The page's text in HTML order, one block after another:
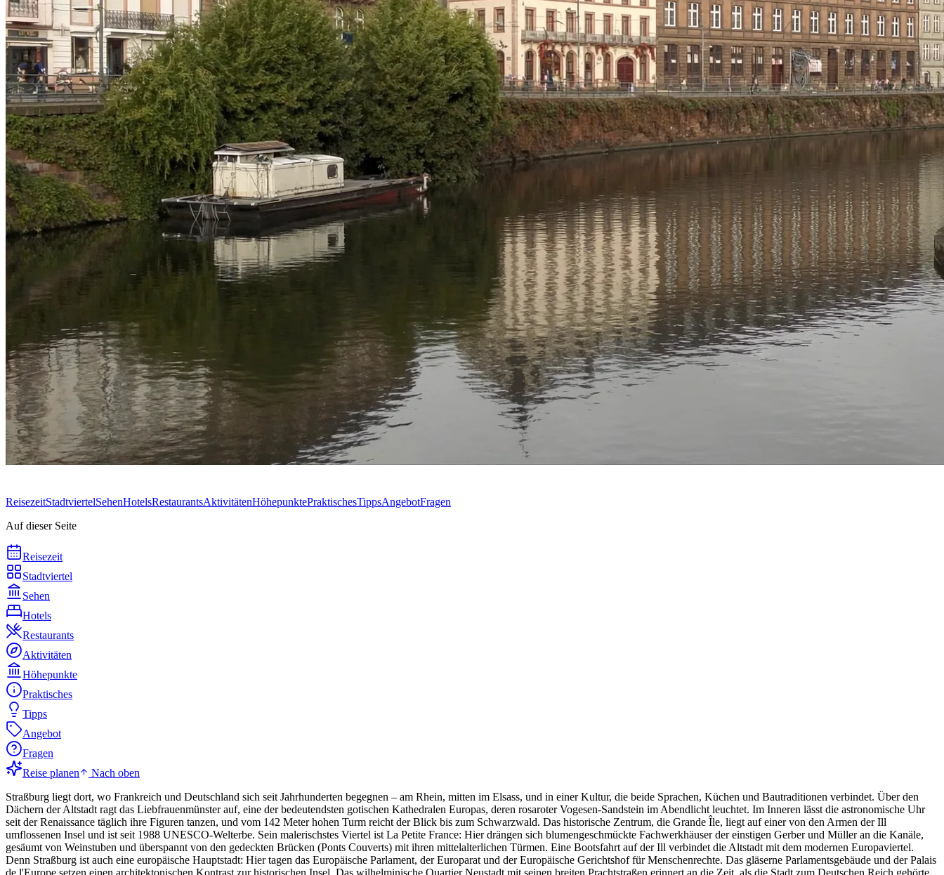
ReisezeitStadtviertelSehenHotelsRestaurantsAktivitätenHöhepunktePraktischesTippsAngebotFragen
Auf dieser Seite
Reisezeit
Stadtviertel
Sehen
Hotels
Restaurants
Aktivitäten
Höhepunkte
Praktisches
Tipps
Angebot
Fragen
Reise planen
Nach oben
Straßburg liegt dort, wo Frankreich und Deutschland sich seit Jahrhunderten begegnen – am Rhein, mitten im Elsass, und in einer Kultur, die beide Sprachen, Küchen und Bautraditionen verbindet. Über den
Dächern der Altstadt ragt das Liebfrauenmünster auf, eine der bedeutendsten gotischen Kathedralen Europas, deren rosaroter Vogesen-Sandstein im Abendlicht leuchtet. Im Inneren lässt die astronomische Uhr
seit der Renaissance täglich ihre Figuren tanzen, und vom 142 Meter hohen Turm reicht der Blick bis zum Schwarzwald. Das historische Zentrum, die Grande Île, liegt auf einer von den Armen der Ill
umflossenen Insel und ist seit 1988 UNESCO-Welterbe. Sein malerischstes Viertel ist La Petite France: Hier drängen sich blumengeschmückte Fachwerkhäuser der einstigen Gerber und Müller an die Kanäle,
gesäumt von Weinstuben und überspannt von den gedeckten Brücken (Ponts Couverts) mit ihren mittelalterlichen Türmen. Eine Bootsfahrt auf der Ill verbindet die Altstadt mit dem modernen Europaviertel.
Denn Straßburg ist auch eine europäische Hauptstadt: Hier tagen das Europäische Parlament, der Europarat und der Europäische Gerichtshof für Menschenrechte. Das gläserne Parlamentsgebäude und der Palais
de l'Europe setzen einen architektonischen Kontrast zur historischen Insel. Das wilhelminische Quartier Neustadt mit seinen breiten Prachtstraßen erinnert an die Zeit, als die Stadt zum Deutschen Reich gehörte.